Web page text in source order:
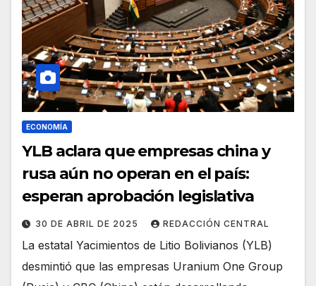
ECONOMÍA
YLB aclara que empresas china y
rusa aún no operan en el país:
esperan aprobación legislativa
30 DE ABRIL DE 2025 REDACCIÓN CENTRAL
La estatal Yacimientos de Litio Bolivianos (YLB)
desmintió que las empresas Uranium One Group